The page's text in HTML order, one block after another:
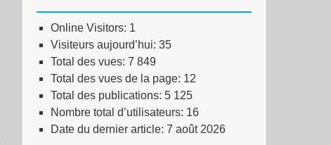
Online Visitors: 1
Visiteurs aujourd’hui: 35
Total des vues: 7 849
Total des vues de la page: 12
Total des publications: 5 125
Nombre total d’utilisateurs: 16
Date du dernier article: 7 août 2026